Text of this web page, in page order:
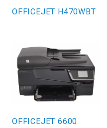
OFFICEJET H470WBT
OFFICEJET 6600